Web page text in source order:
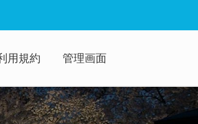
用規約 管理画面